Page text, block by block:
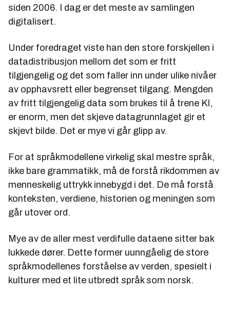
siden 2006. I dag er det meste av samlingen
digitalisert.
Under foredraget viste han den store forskjellen i
datadistribusjon mellom det som er fritt
tilgjengelig og det som faller inn under ulike nivåer
av opphavsrett eller begrenset tilgang. Mengden
av fritt tilgjengelig data som brukes til å trene KI,
er enorm, men det skjeve datagrunnlaget gir et
skjevt bilde. Det er mye vi går glipp av.
For at språkmodellene virkelig skal mestre språk,
ikke bare grammatikk, må de forstå rikdommen av
menneskelig uttrykk innebygd i det. De må forstå
konteksten, verdiene, historien og meningen som
går utover ord.
Mye av de aller mest verdifulle dataene sitter bak
lukkede dører. Dette former uunngåelig de store
språkmodellenes forståelse av verden, spesielt i
kulturer med et lite utbredt språk som norsk.